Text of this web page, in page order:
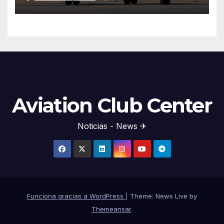
Aviation Club Center
Noticias - News ✈
Funciona gracias a WordPress
Theme: News Live by
Themeansar.